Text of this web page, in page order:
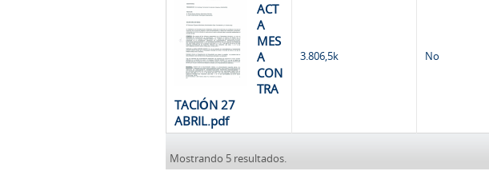
ACT
A
MES
A
CON
TRA
TACIÓN 27
ABRIL.pdf
3.806,5k No
Mostrando 5 resultados.